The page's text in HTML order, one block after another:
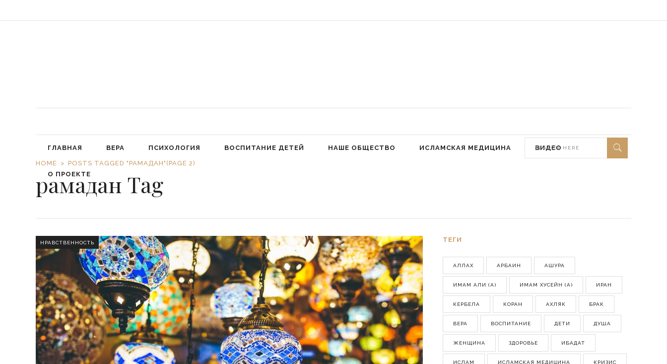
ГЛАВНАЯ ВЕРА ПСИХОЛОГИЯ ВОСПИТАНИЕ ДЕТЕЙ НАШЕ ОБЩЕСТВО ИСЛАМСКАЯ МЕДИЦИНА ВИДЕО
О ПРОЕКТЕ
HOME POSTS TAGGED "РАМАДАН" (PAGE 2)
рамадан Tag
НРАВСТВЕННОСТЬ ТЕГИ
АЛЛАХ АРБАИН АШУРА
ИМАМ АЛИ (А) ИМАМ ХУСЕЙН (А) ИРАН
КЕРБЕЛА КОРАН АХЛЯК БРАК
ВЕРА ВОСПИТАНИЕ ДЕТИ ДУША
ЖЕНЩИНА ЗДОРОВЬЕ ИБАДАТ
ИСЛАМ ИСЛАМСКАЯ МЕДИЦИНА КРИЗИС